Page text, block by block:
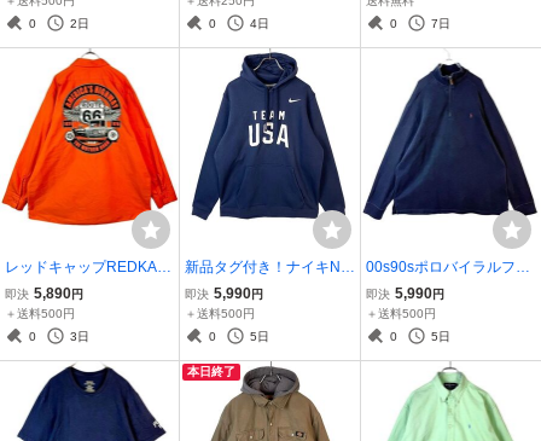
0s年代物スポーツアメカ
0
2日
ャツスポーツT大学フット
lltoppers40313
0
4日
0
7日
レッドキャップREDKAP
長袖ワークシャツリアル
ワークウェア刺繍バック
プリント企業系ワッペンr
サイクル50530
即決 5,890円
＋送料500円
0
3日
新品タグ付き！ナイキNIK
Eプルオーバーパーカーフ
ーディーTEAM USAスウ
ッシュロゴプリントスポ
ト紺ネイビー50220
即決 5,990円
＋送料500円
0
5日
00s90sポロバイラルフロ
ーレンPolo by ralph laure
nハーフジップコットンニ
ットセーターポニーロゴ
ビーY2K50515
即決 5,990円
＋送料500円
0
5日
本日終了